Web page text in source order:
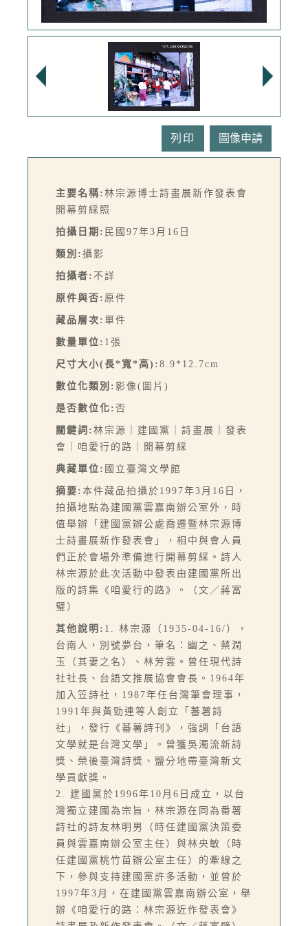
列印
主要名稱: 林宗源博士詩畫展新作發表會
開幕剪綵照
拍攝日期: 民國97年3月16日
類別: 攝影
拍攝者: 不詳
原件與否: 原件
藏品層次: 單件
數量單位: 1張
尺寸大小(長*寬*高): 8.9*12.7cm
數位化類別: 影像(圖片)
是否數位化: 否
關鍵詞: 林宗源｜建國黨｜詩畫展｜發表
會｜咱愛行的路｜開幕剪綵
典藏單位: 國立臺灣文學館
摘要: 本件藏品拍攝於1997年3月16日，
拍攝地點為建國黨雲嘉南辦公室外，時
值舉辦「建國黨辦公處喬遷暨林宗源博
士詩畫展新作發表會」，相中與會人員
們正於會場外準備進行開幕剪綵。詩人
林宗源於此次活動中發表由建國黨所出
版的詩集《咱愛行的路》。（文／蔣富
璧）
其他說明: 1. 林宗源（1935-04-16/），
台南人，別號夢台，筆名：幽之、蔡潤
玉（其妻之名）、林芳雲。曾任現代詩
社社長、台語文推展協會會長。1964年
加入笠詩社，1987年任台灣筆會理事，
1991年與黃勁連等人創立「蕃薯詩
社」，發行《蕃薯詩刊》，強調「台語
文學就是台灣文學」。曾獲吳濁流新詩
獎、榮後臺灣詩獎、鹽分地帶臺灣新文
學貢獻獎。
2. 建國黨於1996年10月6日成立，以台
灣獨立建國為宗旨，林宗源在同為番薯
詩社的詩友林明男（時任建國黨決策委
員與雲嘉南辦公室主任）與林央敏（時
任建國黨桃竹苗辦公室主任）的牽線之
下，參與支持建國黨許多活動，並曾於
1997年3月，在建國黨雲嘉南辦公室，舉
辦《咱愛行的路：林宗源近作發表會》